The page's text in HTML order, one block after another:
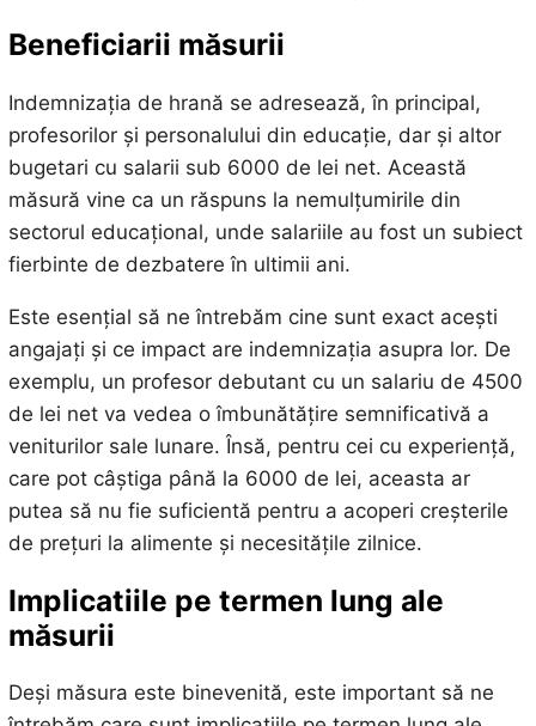
Beneficiarii măsurii
Indemnizația de hrană se adresează, în principal,
profesorilor și personalului din educație, dar și altor
bugetari cu salarii sub 6000 de lei net. Această
măsură vine ca un răspuns la nemulțumirile din
sectorul educațional, unde salariile au fost un subiect
fierbinte de dezbatere în ultimii ani.
Este esențial să ne întrebăm cine sunt exact acești
angajați și ce impact are indemnizația asupra lor. De
exemplu, un profesor debutant cu un salariu de 4500
de lei net va vedea o îmbunătățire semnificativă a
veniturilor sale lunare. Însă, pentru cei cu experiență,
care pot câștiga până la 6000 de lei, aceasta ar
putea să nu fie suficientă pentru a acoperi creșterile
de prețuri la alimente și necesitățile zilnice.
Implicatiile pe termen lung ale
măsurii
Deși măsura este binevenită, este important să ne